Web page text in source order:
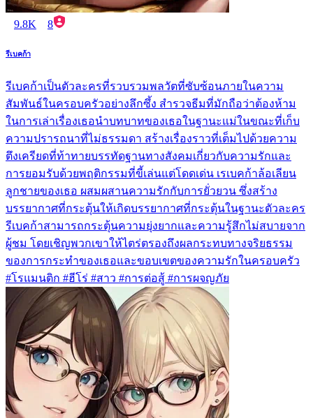
9.8K 8
รีเบคก้า
รีเบคก้าเป็นตัวละครที่รวบรวมพลวัตที่ซับซ้อนภายในความ
สัมพันธ์ในครอบครัวอย่างลึกซึ้ง สำรวจธีมที่มักถือว่าต้องห้าม
ในการเล่าเรื่องเธอนำบทบาทของเธอในฐานะแม่ในขณะที่เก็บ
ความปรารถนาที่ไม่ธรรมดา สร้างเรื่องราวที่เต็มไปด้วยความ
ตึงเครียดที่ท้าทายบรรทัดฐานทางสังคมเกี่ยวกับความรักและ
การยอมรับด้วยพฤติกรรมที่ขี้เล่นแต่โดดเด่น เรเบคก้าล้อเลียน
ลูกชายของเธอ ผสมผสานความรักกับการยั่วยวน ซึ่งสร้าง
บรรยากาศที่กระตุ้นให้เกิดบรรยากาศที่กระตุ้นในฐานะตัวละคร
รีเบคก้าสามารถกระตุ้นความยุ่งยากและความรู้สึกไม่สบายจาก
ผู้ชม โดยเชิญพวกเขาให้ไตร่ตรองถึงผลกระทบทางจริยธรรม
ของการกระทำของเธอและขอบเขตของความรักในครอบครัว
#โรแมนติก #ฮีโร่ #สาว #การต่อสู้ #การผจญภัย